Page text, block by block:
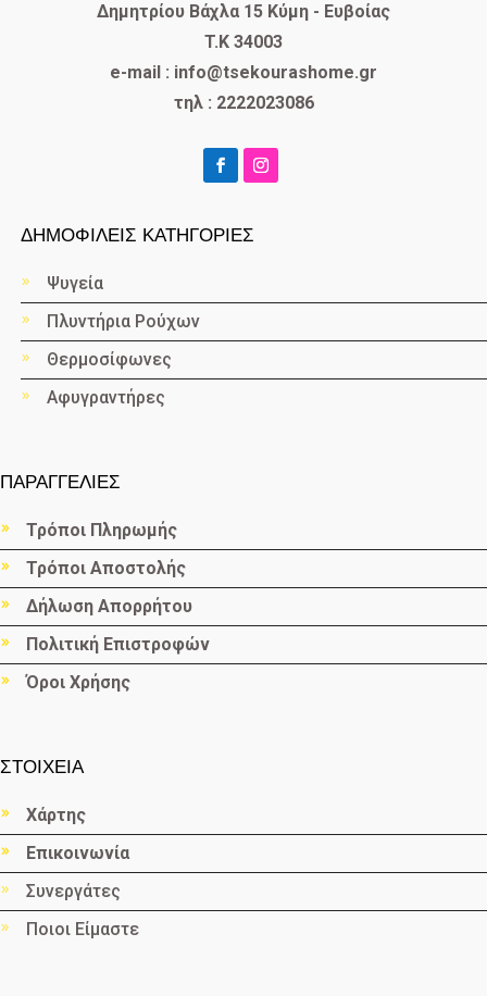
Δημητρίου Βάχλα 15 Κύμη - Ευβοίας
T.K 34003
e-mail : info@tsekourashome.gr
τηλ : 2222023086
ΔΗΜΟΦΙΛΕΙΣ ΚΑΤΗΓΟΡΙΕΣ
Ψυγεία
Πλυντήρια Ρούχων
Θερμοσίφωνες
Αφυγραντήρες
ΠΑΡΑΓΓΕΛΙΕΣ
Τρόποι Πληρωμής
Τρόποι Αποστολής
Δήλωση Απορρήτου
Πολιτική Επιστροφών
Όροι Χρήσης
ΣΤΟΙΧΕΙΑ
Χάρτης
Επικοινωνία
Συνεργάτες
Ποιοι Είμαστε